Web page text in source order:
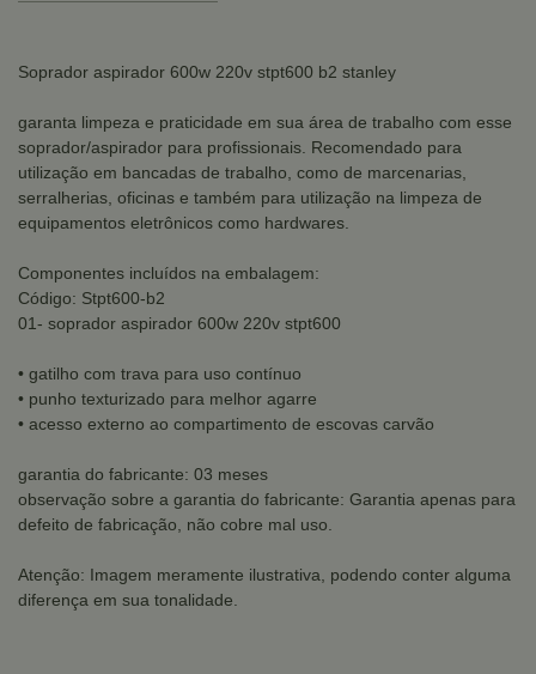
Soprador aspirador 600w 220v stpt600 b2 stanley
garanta limpeza e praticidade em sua área de trabalho com esse
soprador/aspirador para profissionais. Recomendado para
utilização em bancadas de trabalho, como de marcenarias,
serralherias, oficinas e também para utilização na limpeza de
equipamentos eletrônicos como hardwares.
Componentes incluídos na embalagem:
Código: Stpt600-b2
01- soprador aspirador 600w 220v stpt600
• gatilho com trava para uso contínuo
• punho texturizado para melhor agarre
• acesso externo ao compartimento de escovas carvão
garantia do fabricante: 03 meses
observação sobre a garantia do fabricante: Garantia apenas para
defeito de fabricação, não cobre mal uso.
Atenção: Imagem meramente ilustrativa, podendo conter alguma
diferença em sua tonalidade.